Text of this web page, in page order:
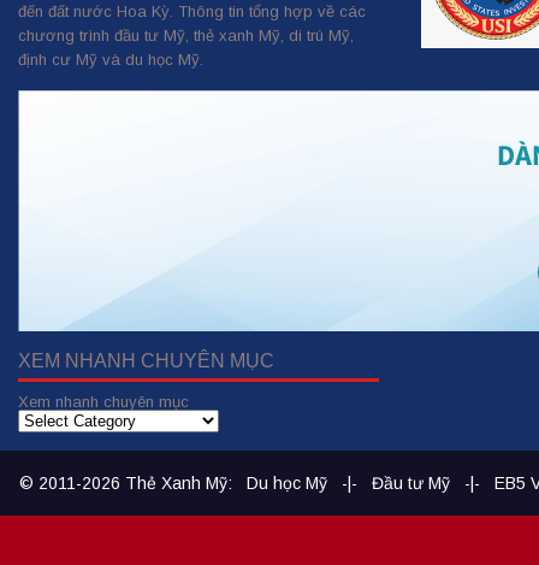
đến đất nước Hoa Kỳ. Thông tin tổng hợp về các
chương trình đầu tư Mỹ, thẻ xanh Mỹ, di trú Mỹ,
định cư Mỹ và du học Mỹ.
XEM NHANH CHUYÊN MỤC
Xem nhanh chuyên mục
© 2011-2026 Thẻ Xanh Mỹ: Du học Mỹ -|- Đầu tư Mỹ -|- EB5